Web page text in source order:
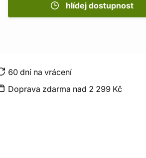
hlídej dostupnost
60 dní na vrácení
Doprava zdarma nad 2 299 Kč